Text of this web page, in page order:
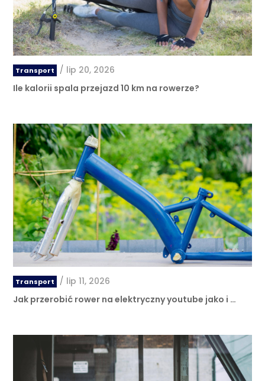
Transport / lip 20, 2026
Ile kalorii spala przejazd 10 km na rowerze?
Transport / lip 11, 2026
Jak przerobić rower na elektryczny youtube jako i …